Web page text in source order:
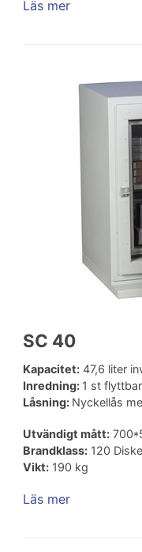
Läs mer
SC 40
Kapacitet:47,6 liter
Inredning: 1 st
Låsning: Nyckellås
Utvändigt mått:
Brandklass:120
Vikt:190 kg
Läs mer